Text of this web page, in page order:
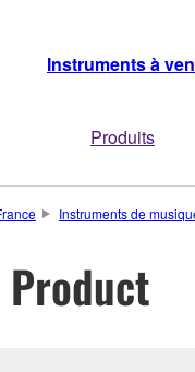
Instruments à
Produits
Instruments de
Product